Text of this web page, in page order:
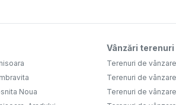
Noua
Vânzări terenuri
Terenuri de
Terenuri de
Terenuri de